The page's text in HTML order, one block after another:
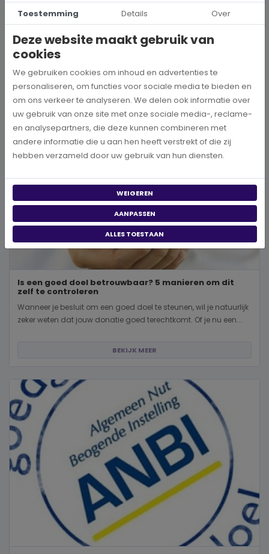
Hoe kies je een goed doel dat écht bij je past?
wereld, neem je een prachtig besluit. Jouw donatie kan het ve...
BEKIJK MEER
Is een goed doel betrouwbaar? 5 manieren om dit
zelf te controleren
Wanneer je besluit om een goed doel te steunen, wil je natuurlijk
zeker weten dat jouw donatie goed terechtkomt. Of je nu een...
BEKIJK MEER
Toestemming Details Over
Deze website maakt gebruik van
cookies
We gebruiken cookies om inhoud en advertenties te
personaliseren, om functies voor sociale media te bieden en
om ons verkeer te analyseren. We delen ook informatie over
uw gebruik van onze site met onze sociale media-, reclame-
en analysepartners, die deze kunnen combineren met
andere informatie die u aan hen heeft verstrekt of die zij
hebben verzameld door uw gebruik van hun diensten.
WEIGEREN
AANPASSEN
ALLES TOESTAAN